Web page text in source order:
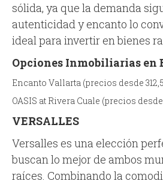
sólida, ya que la demanda
autenticidad y encanto lo
ideal para invertir en bienes
Opciones Inmobiliarias en
Encanto Vallarta (precios desde
OASIS at Rivera Cuale (precios desde
VERSALLES
Versalles es una elección
buscan lo mejor de ambos
raíces. Combinando la